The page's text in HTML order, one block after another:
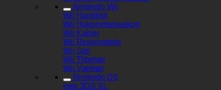
Nintendo Wii
Wii Harddisk
Wii Hukommelseskort
Wii Kabler
Wii Reservedele
Wii Spil
Wii Tilbehør
Wii Værktøj
Nintendo DS
new 3DS XL